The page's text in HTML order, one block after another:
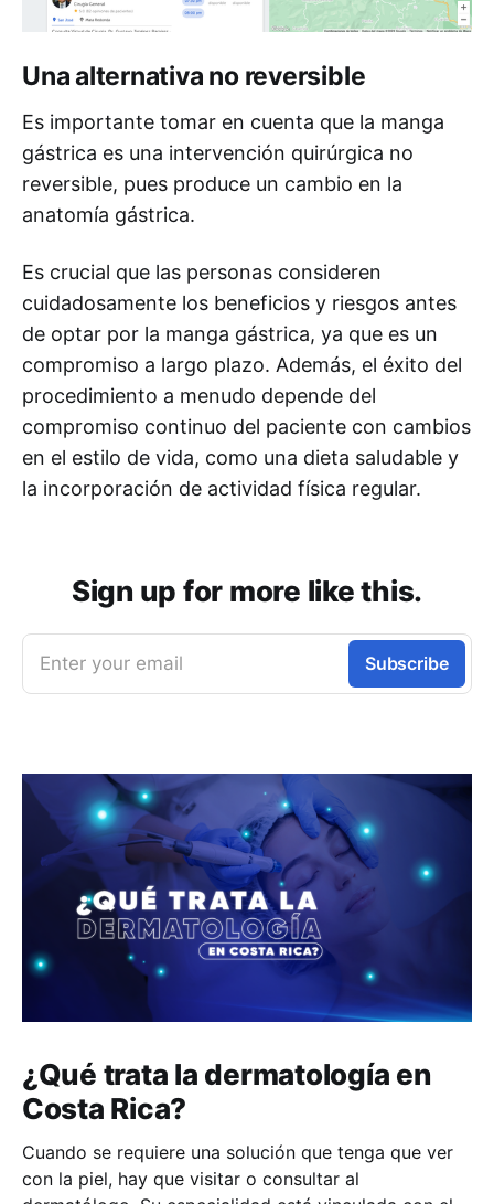
Una alternativa no reversible
Es importante tomar en cuenta que la manga
gástrica es una intervención quirúrgica no
reversible, pues produce un cambio en la
anatomía gástrica.
Es crucial que las personas consideren
cuidadosamente los beneficios y riesgos antes
de optar por la manga gástrica, ya que es un
compromiso a largo plazo. Además, el éxito del
procedimiento a menudo depende del
compromiso continuo del paciente con cambios
en el estilo de vida, como una dieta saludable y
la incorporación de actividad física regular.
Sign up for more like this.
Enter your email Subscribe
¿Qué trata la dermatología en
Costa Rica?
Cuando se requiere una solución que tenga que ver
con la piel, hay que visitar o consultar al